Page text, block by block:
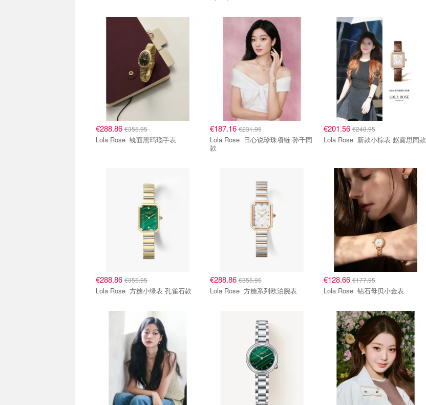
€288.86 €355.95
Lola Rose 镜面黑玛瑙手表
€187.16€231.95
Lola Rose 日心说珍珠项链 孙千同
款
€201.56 €248.95
Lola Rose 新款小棕表 赵露思同款
€288.86 €355.95
Lola Rose 方糖小绿表 孔雀石款
€288.86€355.95
Lola Rose 方糖系列欧泊腕表
€128.66 €177.95
Lola Rose 钻石母贝小金表